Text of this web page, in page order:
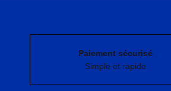
Paiement sécurisé
Simple et rapide